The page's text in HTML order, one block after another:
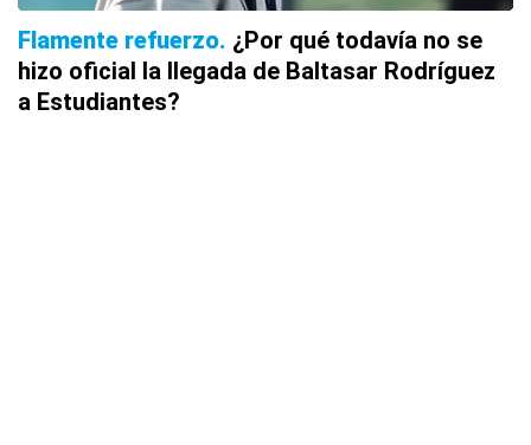
Flamente refuerzo ¿Por qué todavía no se
hizo oficial la llegada de Baltasar Rodríguez
a Estudiantes?